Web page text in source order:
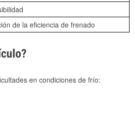
de la eficiencia de frenado
en condiciones de frío: